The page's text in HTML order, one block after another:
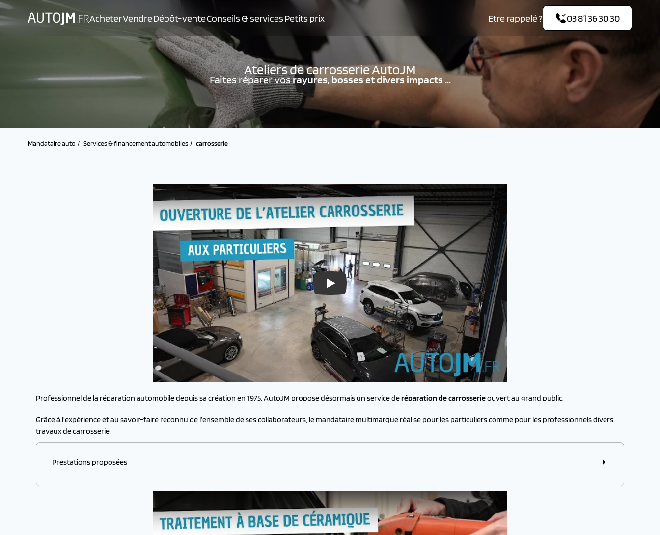
AcheterVendreDépôt-venteConseils & servicesPetits prix Etre rappelé ? 03 81 36 30 30
Ateliers de carrosserie AutoJM
Faites réparer vosrayures, bosses et divers impacts ...
Mandataire auto Services & financement automobiles carrosserie
Service carrosserie
Professionnel de la réparation automobile depuis sa création en 1975, AutoJM propose désormais un service deréparation de carrosserieouvert au grand public.
Grâce à l’expérience et au savoir-faire reconnu de l’ensemble de ses collaborateurs, le mandataire multimarque réalise pour les particuliers comme pour les professionnels divers
travaux de carrosserie.
Prestations proposées
rayures, bosses, enfoncements
suite à une collision ou à la grêle
toutes marques (hormis marbre et éléments soudés)